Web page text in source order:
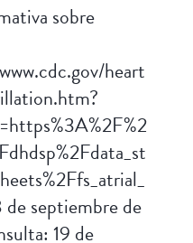
sobre
heart
septiembre de
19 de